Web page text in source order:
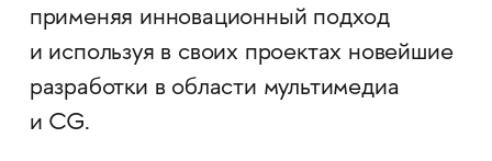
применяя инновационный подход
и используя в своих проектах новейшие
разработки в области мультимедиа
и CG.